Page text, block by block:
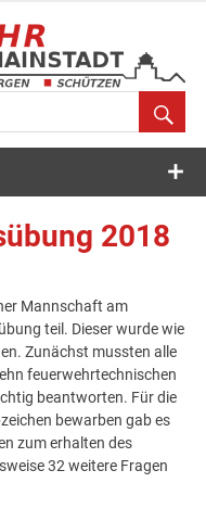
2018
Mannschaft am
teil. Dieser wurde wie
Zunächst mussten alle
feuerwehrtechnischen
beantworten. Für die
bewarben gab es
zum erhalten des
32 weitere Fragen